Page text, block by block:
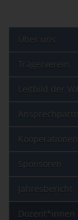
Über uns
Trägerverein
Leitbild der
Kooperationen
Sponsoren
Jahresbericht
Dozent*innen